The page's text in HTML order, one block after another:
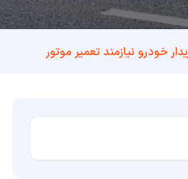
خودرو نیازمند تعمیر موتور